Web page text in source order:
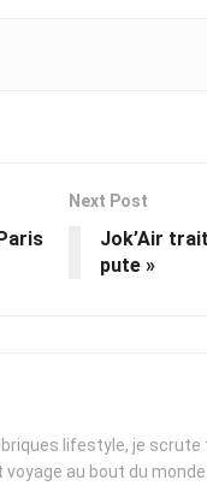
Next Post
Jok’Air
pute »
lifestyle, je
voyage au bout du